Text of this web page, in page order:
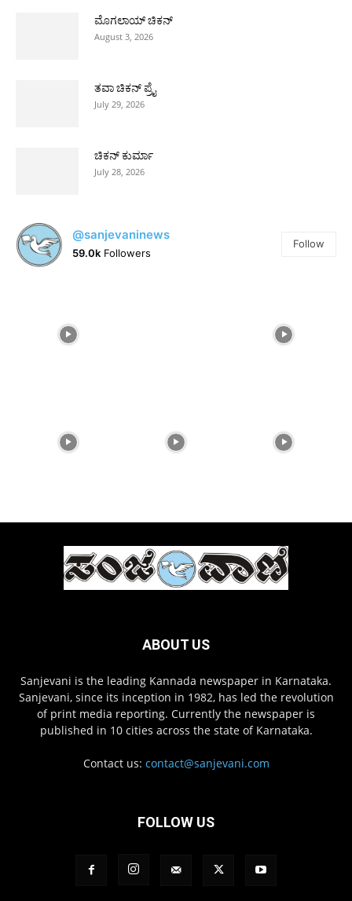
ಮೊಗಲಾಯ್ ಚಿಕನ್
August 3, 2026
ತವಾ ಚಿಕನ್ ಪ್ರೈ
July 29, 2026
ಚಿಕನ್ ಕುರ್ಮಾ
July 28, 2026
@sanjevaninews
59.0k Followers
Follow
ABOUT US
Sanjevani is the leading Kannada newspaper in Karnataka.
Sanjevani, since its inception in 1982, has led the revolution
of print media reporting. Currently the newspaper is
published in 10 cities across the state of Karnataka.
Contact us: contact@sanjevani.com
FOLLOW US